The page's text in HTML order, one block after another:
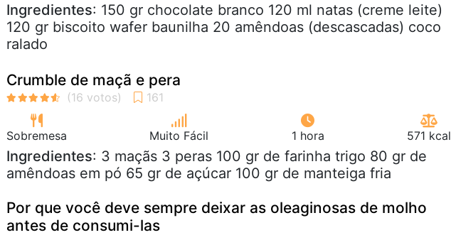
Ingredientes: 150 gr chocolate branco 120 ml natas (creme leite)
120 gr biscoito wafer baunilha 20 amêndoas (descascadas) coco
ralado
Crumble de maçã e pera
Sobremesa Muito Fácil 1 hora 571 kcal
Ingredientes: 3 maçãs 3 peras 100 gr de farinha trigo 80 gr de
amêndoas em pó 65 gr de açúcar 100 gr de manteiga fria
Por que você deve sempre deixar as oleaginosas de molho
antes de consumi-las